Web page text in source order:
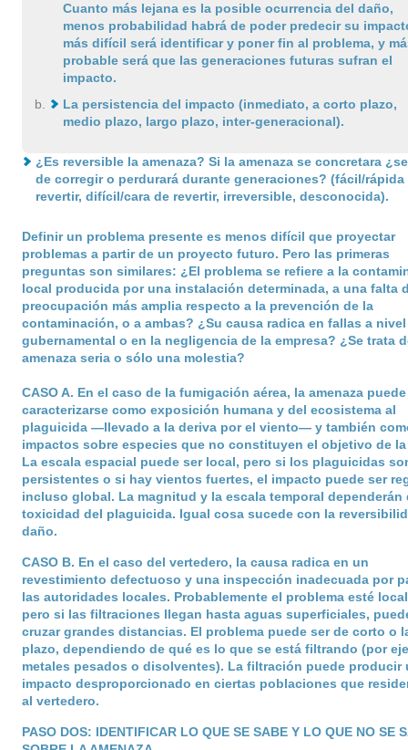
Cuanto más lejana es la posible ocurrencia del daño,
menos probabilidad habrá de poder predecir su
más difícil será identificar y poner fin al problema, y
probable será que las generaciones futuras sufran el
impacto.
La persistencia del impacto (inmediato, a corto plazo,
medio plazo, largo plazo, inter-generacional).
¿Es reversible la amenaza? Si la amenaza se concretara
de corregir o perdurará durante generaciones? (fácil/rápida
revertir, difícil/cara de revertir, irreversible, desconocida).
Definir un problema presente es menos difícil que proyectar
problemas a partir de un proyecto futuro. Pero las primeras
preguntas son similares: ¿El problema se refiere a la
local producida por una instalación determinada, a una falta
preocupación más amplia respecto a la prevención de la
contaminación, o a ambas? ¿Su causa radica en fallas a nivel
gubernamental o en la negligencia de la empresa? ¿Se trata
amenaza seria o sólo una molestia?
CASO A. En el caso de la fumigación aérea, la amenaza puede
caracterizarse como exposición humana y del ecosistema al
plaguicida —llevado a la deriva por el viento— y también
impactos sobre especies que no constituyen el objetivo de
La escala espacial puede ser local, pero si los plaguicidas
persistentes o si hay vientos fuertes, el impacto puede ser
incluso global. La magnitud y la escala temporal dependerán
toxicidad del plaguicida. Igual cosa sucede con la
daño.
CASO B. En el caso del vertedero, la causa radica en un
revestimiento defectuoso y una inspección inadecuada por
las autoridades locales. Probablemente el problema esté
pero si las filtraciones llegan hasta aguas superficiales,
cruzar grandes distancias. El problema puede ser de corto o
plazo, dependiendo de qué es lo que se está filtrando (por
metales pesados o disolventes). La filtración puede producir
impacto desproporcionado en ciertas poblaciones que
al vertedero.
PASO DOS: IDENTIFICAR LO QUE SE SABE Y LO QUE NO SE